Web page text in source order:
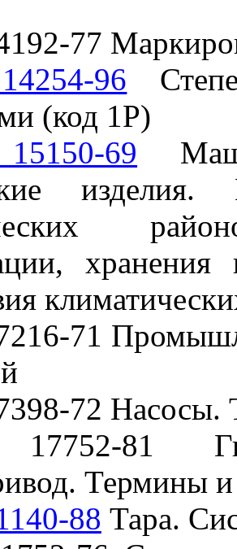
77
96
(код 1Р)
69
71
72 Насосы.
81
Термины и
88 Тара.